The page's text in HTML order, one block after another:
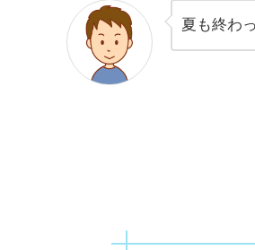
夏も終わ